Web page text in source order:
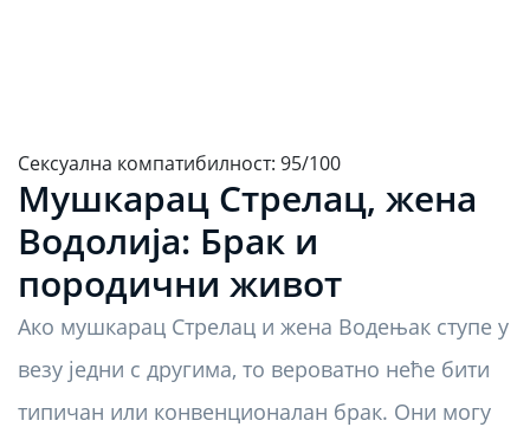
Сексуална компатибилност: 95/100
Мушкарац Стрелац, жена
Водолија: Брак и
породични живот
Ако мушкарац Стрелац и жена Водењак ступе у
везу једни с другима, то вероватно неће бити
типичан или конвенционалан брак. Они могу